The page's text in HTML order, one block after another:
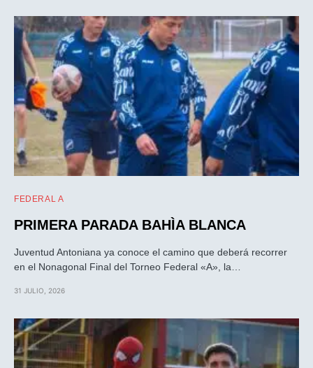
FEDERAL A
PRIMERA PARADA BAHÌA BLANCA
Juventud Antoniana ya conoce el camino que deberá recorrer
en el Nonagonal Final del Torneo Federal «A», la…
31 JULIO, 2026